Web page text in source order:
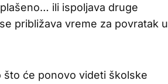
ili ispoljava druge
približava vreme za povratak u
će ponovo videti školske